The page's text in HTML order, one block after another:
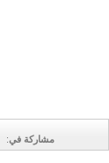
مشاركة في: